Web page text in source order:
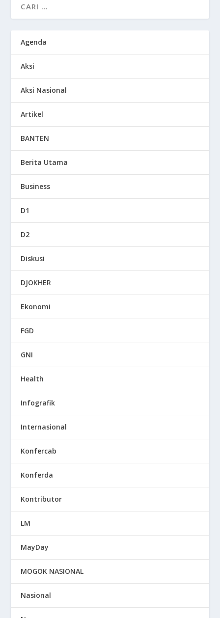
Agenda
Aksi
Aksi Nasional
Artikel
BANTEN
Berita Utama
Business
D1
D2
Diskusi
DJOKHER
Ekonomi
FGD
GNI
Health
Infografik
Internasional
Konfercab
Konferda
Kontributor
LM
MayDay
MOGOK NASIONAL
Nasional